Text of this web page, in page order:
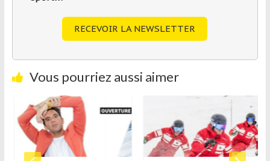
RECEVOIR LA NEWSLETTER
Vous pourriez aussi aimer